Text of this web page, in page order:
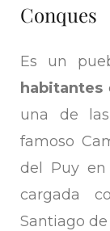
Conques
Es un
habitantes
una de
famoso
del Puy en
cargada
Santiago